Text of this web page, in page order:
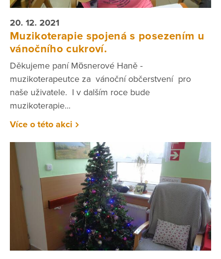
20. 12. 2021
Muzikoterapie spojená s posezením u
vánočního cukroví.
Děkujeme paní Mösnerové Haně -
muzikoterapeutce za vánoční občerstvení pro
naše uživatele. I v dalším roce bude
muzikoterapie...
Více o této akci